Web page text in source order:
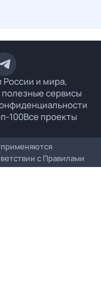
и мира,
полезные сервисы
100Все проекты
с Правилами